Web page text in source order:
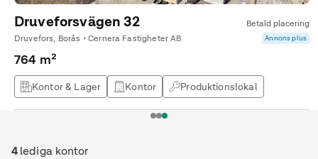
4lediga kontor
Druveforsvägen 32
Betald placering
Druvefors, Borås • Cernera Fastigheter AB
Annons plus
764 m²
Kontor & Lager Kontor
Produktionslokal
Lagerlokal
123